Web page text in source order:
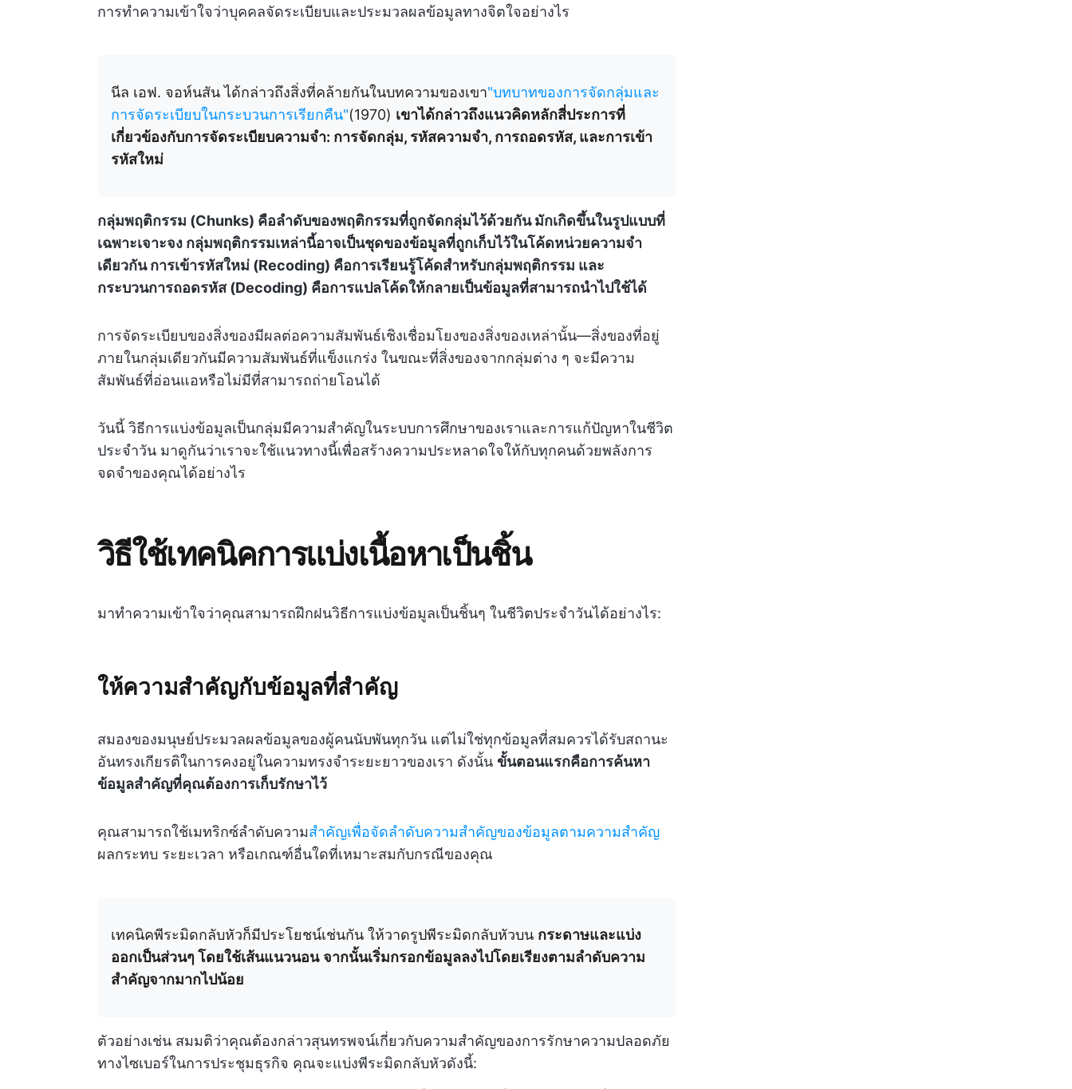
การทำความเข้าใจว่าบุคคลจัดระเบียบและประมวลผลข้อมูลทางจิตใจอย่างไร
นีล เอฟ. จอห์นสัน ได้กล่าวถึงสิ่งที่คล้ายกันในบทความของเขา"บทบาทของการจัดกลุ่มและ
การจัดระเบียบในกระบวนการเรียกคืน"(1970) เขาได้กล่าวถึงแนวคิดหลักสี่ประการที่
เกี่ยวข้องกับการจัดระเบียบความจำ: การจัดกลุ่ม, รหัสความจำ, การถอดรหัส, และการเข้า
รหัสใหม่
กลุ่มพฤติกรรม (Chunks) คือลำดับของพฤติกรรมที่ถูกจัดกลุ่มไว้ด้วยกัน มักเกิดขึ้นในรูปแบบที่
เฉพาะเจาะจง กลุ่มพฤติกรรมเหล่านี้อาจเป็นชุดของข้อมูลที่ถูกเก็บไว้ในโค้ดหน่วยความจำ
เดียวกัน การเข้ารหัสใหม่ (Recoding) คือการเรียนรู้โค้ดสำหรับกลุ่มพฤติกรรม และ
กระบวนการถอดรหัส (Decoding) คือการแปลโค้ดให้กลายเป็นข้อมูลที่สามารถนำไปใช้ได้
การจัดระเบียบของสิ่งของมีผลต่อความสัมพันธ์เชิงเชื่อมโยงของสิ่งของเหล่านั้น—สิ่งของที่อยู่
ภายในกลุ่มเดียวกันมีความสัมพันธ์ที่แข็งแกร่ง ในขณะที่สิ่งของจากกลุ่มต่าง ๆ จะมีความ
สัมพันธ์ที่อ่อนแอหรือไม่มีที่สามารถถ่ายโอนได้
วันนี้ วิธีการแบ่งข้อมูลเป็นกลุ่มมีความสำคัญในระบบการศึกษาของเราและการแก้ปัญหาในชีวิต
ประจำวัน มาดูกันว่าเราจะใช้แนวทางนี้เพื่อสร้างความประหลาดใจให้กับทุกคนด้วยพลังการ
จดจำของคุณได้อย่างไร
วิธีใช้เทคนิคการแบ่งเนื้อหาเป็นชิ้น
มาทำความเข้าใจว่าคุณสามารถฝึกฝนวิธีการแบ่งข้อมูลเป็นชิ้นๆ ในชีวิตประจำวันได้อย่างไร:
ให้ความสำคัญกับข้อมูลที่สำคัญ
สมองของมนุษย์ประมวลผลข้อมูลของผู้คนนับพันทุกวัน แต่ไม่ใช่ทุกข้อมูลที่สมควรได้รับสถานะ
อันทรงเกียรติในการคงอยู่ในความทรงจำระยะยาวของเรา ดังนั้น ขั้นตอนแรกคือการค้นหา
ข้อมูลสำคัญที่คุณต้องการเก็บรักษาไว้
คุณสามารถใช้เมทริกซ์ลำดับความสำคัญเพื่อจัดลำดับความสำคัญของข้อมูลตามความสำคัญ
ผลกระทบ ระยะเวลา หรือเกณฑ์อื่นใดที่เหมาะสมกับกรณีของคุณ
เทคนิคพีระมิดกลับหัวก็มีประโยชน์เช่นกัน ให้วาดรูปพีระมิดกลับหัวบน กระดาษและแบ่ง
ออกเป็นส่วนๆ โดยใช้เส้นแนวนอน จากนั้นเริ่มกรอกข้อมูลลงไปโดยเรียงตามลำดับความ
สำคัญจากมากไปน้อย
ตัวอย่างเช่น สมมติว่าคุณต้องกล่าวสุนทรพจน์เกี่ยวกับความสำคัญของการรักษาความปลอดภัย
ทางไซเบอร์ในการประชุมธุรกิจ คุณจะแบ่งพีระมิดกลับหัวดังนี้: